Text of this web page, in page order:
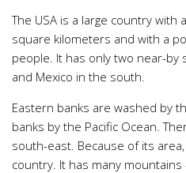
Ekonomie
Fyzika
Informatika
Jazyky
Management
The USA is a large country with
square kilometers and with a
people. It has only two near-by
and Mexico in the south.
Eastern banks are washed by
banks by the Pacific Ocean.
south-east. Because of its
country. It has many mountains